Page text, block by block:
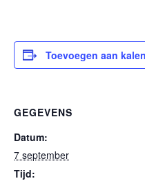
Toevoegen aan
GEGEVENS
Datum:
7 september
Tijd: